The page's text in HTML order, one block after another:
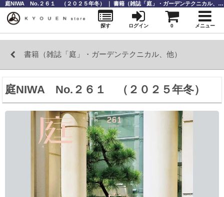
書籍（雑誌「庭」・ガーデンテクニカル、他）
庭NIWA No.２６１ （２０２５年冬）
庭NIWA No.２６１ （２０２５年冬） ｜ 書籍（雑誌「庭」・ガーデンテクニカル、他） ｜庭師道具なら【KYOUENstoe】庭師道具・造園資材の販売と通販
探す ログイン 0 メニュー